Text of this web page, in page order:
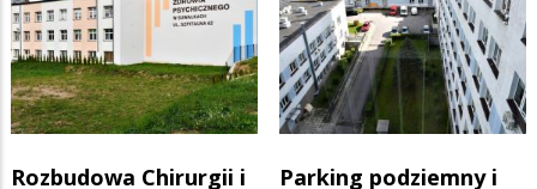
Rozbudowa Chirurgii i
Parking podziemny i